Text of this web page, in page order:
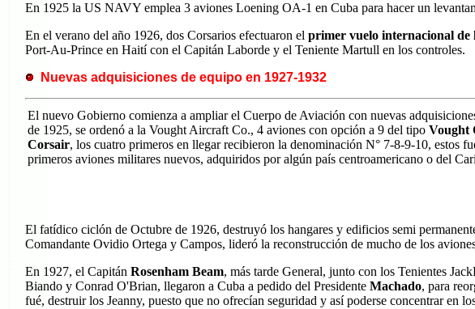
En 1925 la US NAVY emplea 3 aviones Loening OA-1 en Cuba para hacer un
En el verano del año 1926, dos Corsarios efectuaron el primer vuelo internacional de
Port-Au-Prince en Haití con el Capitán Laborde y el Teniente Martull en los controles.
Nuevas adquisiciones de equipo en 1927-1932
El nuevo Gobierno comienza a ampliar el Cuerpo de Aviación con nuevas
de 1925, se ordenó a la Vought Aircraft Co., 4 aviones con opción a 9 del tipoVought
Corsair, los cuatro primeros en llegar recibieron la denominación N° 7-8-9-10, estos
primeros aviones militares nuevos, adquiridos por algún país centroamericano o del
El fatídico ciclón de Octubre de 1926, destruyó los hangares y edificios semi
Comandante Ovidio Ortega y Campos, lideró la reconstrucción de mucho de los
En 1927, el CapitánRosenham Beam, más tarde General, junto con los Tenientes
Biando y Conrad O'Brian, llegaron a Cuba a pedido del PresidenteMachado, para
fué, destruir los Jeanny, puesto que no ofrecían seguridad y así poderse concentrar en